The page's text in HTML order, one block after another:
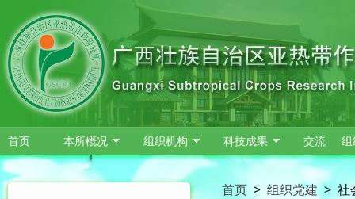
跳转到主要内容
首页 本所概况 组织机构 科技成果 交流
首页 > 组织党建 > 社